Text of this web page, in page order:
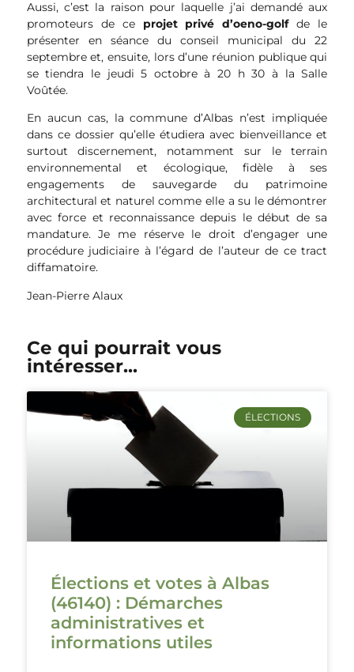
Aussi, c’est la raison pour laquelle j’ai demandé aux
promoteurs de ce projet privé d’oeno-golfde le
présenter en séance du conseil municipal du 22
septembre et, ensuite, lors d’une réunion publique qui
se tiendra le jeudi 5 octobre à 20 h 30 à la Salle
Voûtée.
En aucun cas, la commune d’Albas n’est impliquée
dans ce dossier qu’elle étudiera avec bienveillance et
surtout discernement, notamment sur le terrain
environnemental et écologique, fidèle à ses
engagements de sauvegarde du patrimoine
architectural et naturel comme elle a su le démontrer
avec force et reconnaissance depuis le début de sa
mandature. Je me réserve le droit d’engager une
procédure judiciaire à l’égard de l’auteur de ce tract
diffamatoire.
Jean-Pierre Alaux
Ce qui pourrait vous
intéresser...
ÉLECTIONS
Élections et votes à Albas
(46140) : Démarches
administratives et
informations utiles